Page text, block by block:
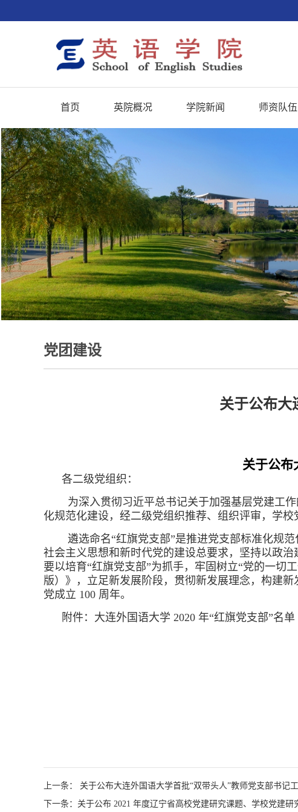
首页 英院概况 学院新闻 师资队伍
党团建设
关于公布大
关于公布
各二级党组织：
为深入贯彻习近平总书记关于加强基层党建工
化规范化建设，经二级党组织推荐、组织评审，学
遴选命名“红旗党支部”是推进党支部标准化规
社会主义思想和新时代党的建设总要求，坚持以政
要以培育“红旗党支部”为抓手，牢固树立“党的一切
版）》，立足新发展阶段，贯彻新发展理念，构建
党成立 100 周年。
附件：大连外国语大学 2020 年“红旗党支部”名单
上一条： 关于公布大连外国语大学首批“双带头人”教师党支部书记
下一条：关于公布 2021 年度辽宁省高校党建研究课题、学校党建研